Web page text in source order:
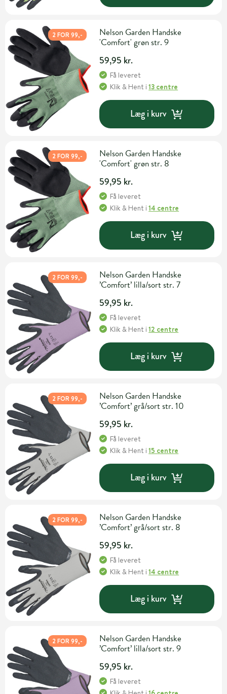
2 FOR 99,-
Nelson Garden Handske
'Comfort' grøn str. 9
59,95 kr.
Få leveret
Klik & Hent i13 centre
Læg i kurv
2 FOR 99,-
Nelson Garden Handske
'Comfort' grøn str. 8
59,95 kr.
Få leveret
Klik & Hent i14 centre
Læg i kurv
2 FOR 99,-
Nelson Garden Handske
’Comfort’ lilla/sort str. 7
59,95 kr.
Få leveret
Klik & Hent i12 centre
Læg i kurv
2 FOR 99,-
Nelson Garden Handske
’Comfort’ grå/sort str. 10
59,95 kr.
Få leveret
Klik & Hent i15 centre
Læg i kurv
2 FOR 99,-
Nelson Garden Handske
’Comfort’ grå/sort str. 8
59,95 kr.
Få leveret
Klik & Hent i14 centre
Læg i kurv
2 FOR 99,-
Nelson Garden Handske
’Comfort’ lilla/sort str. 9
59,95 kr.
Få leveret